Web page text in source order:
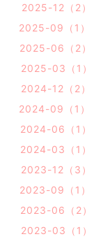
2025-12（2）
2025-09（1）
2025-06（2）
2025-03（1）
2024-12（2）
2024-09（1）
2024-06（1）
2024-03（1）
2023-12（3）
2023-09（1）
2023-06（2）
2023-03（1）